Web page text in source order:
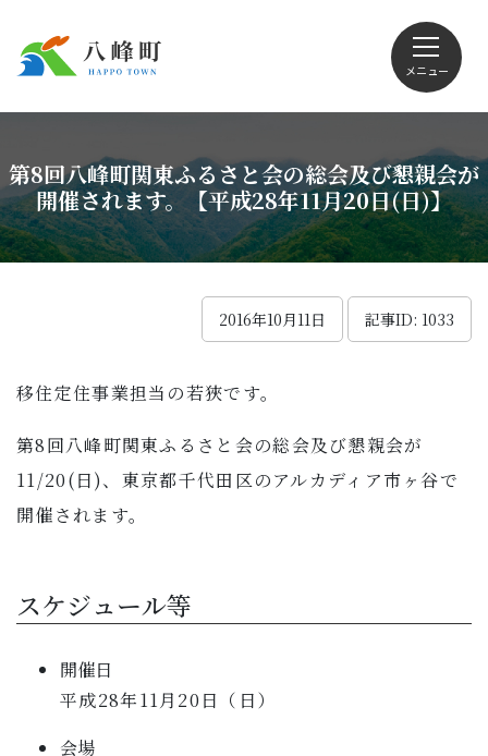
メニュー
Foreign language
観光
子育て・教育
行政情報
第8回八峰町関東ふるさと会の総会及び懇親会が
開催されます。【平成28年11月20日(日)】
2016年10月11日 記事ID: 1033
移住定住事業担当の若狹です。
第8回八峰町関東ふるさと会の総会及び懇親会が
11/20(日)、東京都千代田区のアルカディア市ヶ谷で
開催されます。
スケジュール等
開催日
平成28年11月20日（日）
会場